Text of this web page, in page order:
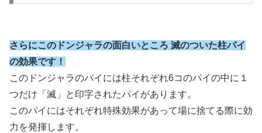
さらにこのドンジャラの面白いところ 滅のついた柱パイ
の効果です！
このドンジャラのパイには柱それぞれ6コのパイの中に１
つだけ「滅」と印字されたパイがあります。
このパイにはそれぞれ特殊効果があって場に捨てる際に効
力を発揮します。